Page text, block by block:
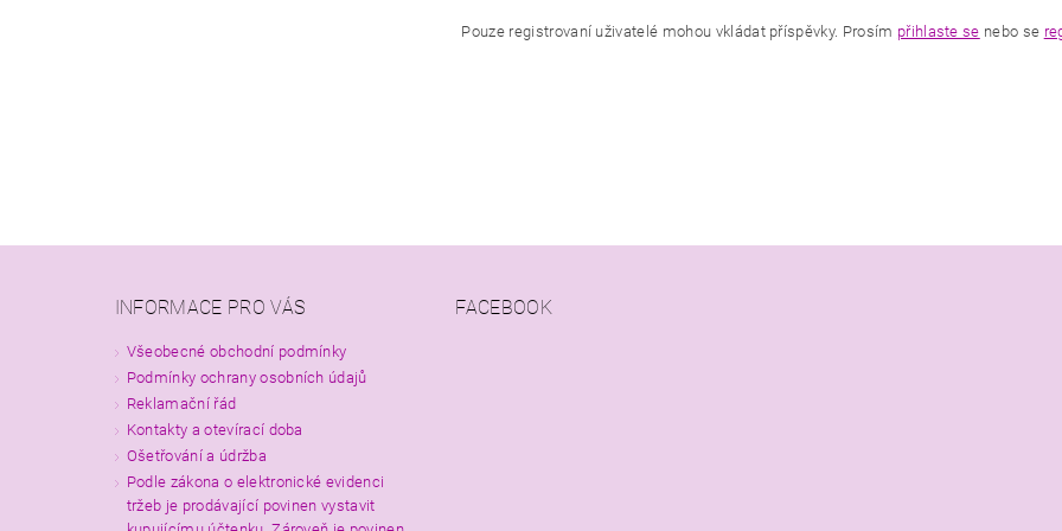
Pouze registrovaní uživatelé mohou vkládat příspěvky. Prosím přihlaste se nebo se
INFORMACE PRO VÁS
Všeobecné obchodní podmínky
Podmínky ochrany osobních údajů
Reklamační řád
Kontakty a otevírací doba
Ošetřování a údržba
Podle zákona o elektronické evidenci
tržeb je prodávající povinen vystavit
FACEBOOK